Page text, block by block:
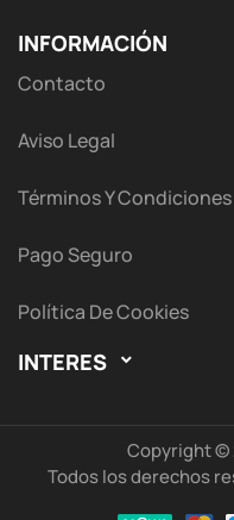
INFORMACIÓN
Contacto
Aviso Legal
Términos Y Condiciones
Pago Seguro
Política De Cookies
INTERES 
Copyright ©
Todos los derechos